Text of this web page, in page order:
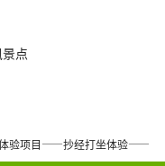
点
体验项目——抄经打坐体验——